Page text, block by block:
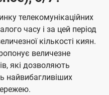
телекомунікаційних
часу і за цей період
кількості киян.
величезне
які дозволяють
найвибагливіших